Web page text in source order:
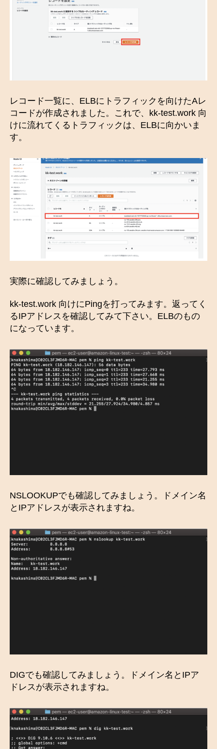
レコード一覧に、ELBにトラフィックを向けたAレ
コードが作成されました。これで、kk-test.work 向
けに流れてくるトラフィックは、ELBに向かいま
す。
実際に確認してみましょう。
kk-test.work 向けにPingを打ってみます。返ってく
るIPアドレスを確認してみて下さい。ELBのもの
になっています。
NSLOOKUPでも確認してみましょう。ドメイン名
とIPアドレスが表示されますね。
DIGでも確認してみましょう。ドメイン名とIPア
ドレスが表示されますね。